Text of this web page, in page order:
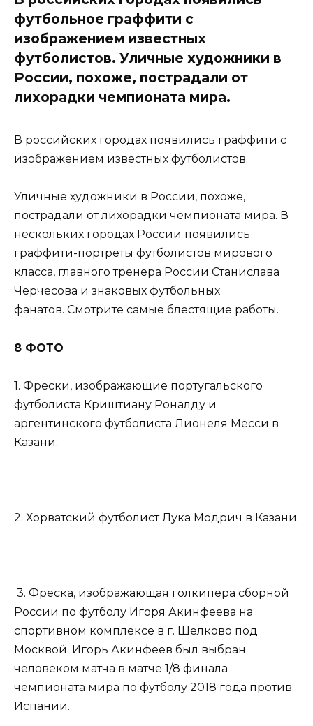
футбольное граффити с
изображением известных
футболистов. Уличные художники в
России, похоже, пострадали от
лихорадки чемпионата мира.
В российских городах появились граффити с
изображением известных футболистов.
Уличные художники в России, похоже,
пострадали от лихорадки чемпионата мира. В
нескольких городах России появились
граффити-портреты футболистов мирового
класса, главного тренера России Станислава
Черчесова и знаковых футбольных
фанатов. Смотрите самые блестящие работы.
8 ФОТО
1. Фрески, изображающие португальского
футболиста Криштиану Роналду и
аргентинского футболиста Лионеля Месси в
Казани.
2. Хорватский футболист Лука Модрич в Казани.
3. Фреска, изображающая голкипера сборной
России по футболу Игоря Акинфеева на
спортивном комплексе в г. Щелково под
Москвой. Игорь Акинфеев был выбран
человеком матча в матче 1/8 финала
чемпионата мира по футболу 2018 года против
Испании.